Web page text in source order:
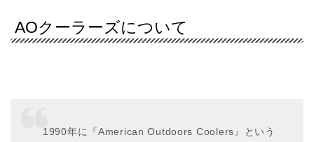
AOクーラーズについて
1990年に『American Outdoors Coolers』という